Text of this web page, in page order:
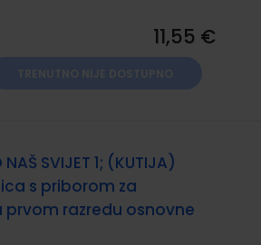
11,55 €
NAŠ SVIJET 1; (KUTIJA)
s priborom za
prvom razredu osnovne